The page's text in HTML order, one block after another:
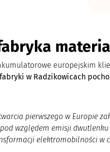
europejskim
w Radzikowicach
pierwszego w Europie
względem emisji dwutlenku
elektromobilności w